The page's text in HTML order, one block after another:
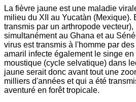
La fièvre jaune est une maladie
milieu du XII au Yucatàn
transmis par un arthropode
simultanément au Ghana et au
virus est transmis à l'homme par
amaril infecte également le singe
moustique (cycle selvatique) dans
jaune serait donc avant tout une
milliers d'années et qui a été
aventuré en forêt tropicale.